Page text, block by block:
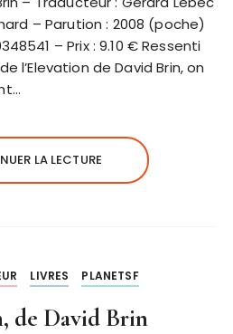
– Parution : 2008 (poche)
– Prix : 9.10 € Ressenti
l’Elevation de David Brin, on
LA LECTURE
LIVRES PLANETSF
de David Brin